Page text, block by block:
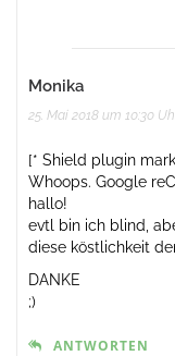
Monika
25. Mai 2018 um 10:30
[* Shield plugin
Whoops. Google
hallo!
evtl bin ich blind,
diese köstlichkeit
DANKE
;)
ANTWORTEN